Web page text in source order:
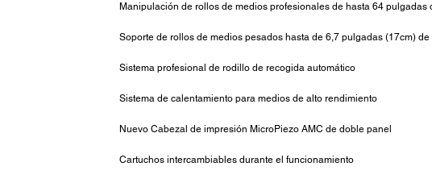
Manipulación de rollos de medios profesionales de hasta 64 pulgadas
Soporte de rollos de medios pesados hasta de 6,7 pulgadas (17cm) de
Sistema profesional de rodillo de recogida automático
Sistema de calentamiento para medios de alto rendimiento
Nuevo Cabezal de impresión MicroPiezo AMC de doble panel
Cartuchos intercambiables durante el funcionamiento